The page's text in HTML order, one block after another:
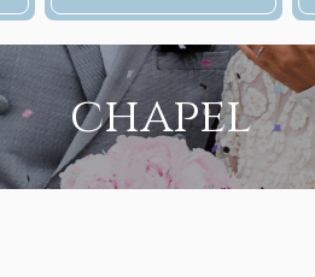
chapel